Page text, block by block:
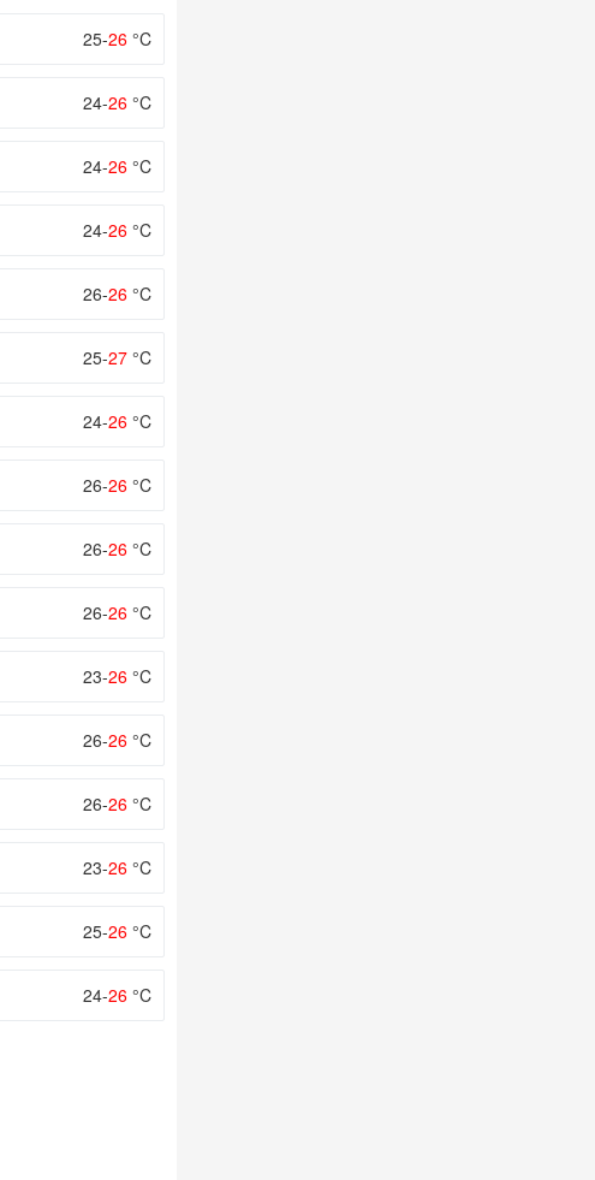
25-26 °C
24-26 °C
24-26 °C
24-26 °C
26-26 °C
25-27 °C
24-26 °C
26-26 °C
26-26 °C
26-26 °C
23-26 °C
26-26 °C
26-26 °C
23-26 °C
25-26 °C
24-26 °C